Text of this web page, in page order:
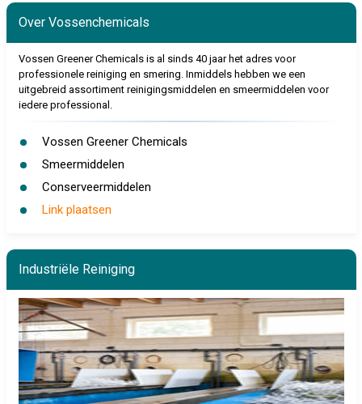
Over Vossenchemicals
Vossen Greener Chemicals is al sinds 40 jaar het adres voor
professionele reiniging en smering. Inmiddels hebben we een
uitgebreid assortiment reinigingsmiddelen en smeermiddelen voor
iedere professional.
Vossen Greener Chemicals
Smeermiddelen
Conserveermiddelen
Link plaatsen
Industriële Reiniging